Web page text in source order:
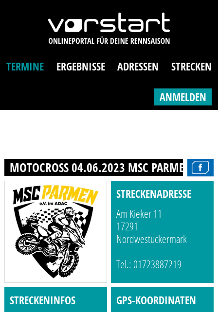
TERMINE ERGEBNISSE ADRESSEN STRECKEN
ANMELDEN
MOTOCROSS 04.06.2023 MSC PARMEN
STRECKENADRESSE
Am Kieker 11
17291
Nordwestuckermark
Tel.: 01723887219
STRECKENINFOS
GPS-KOORDINATEN